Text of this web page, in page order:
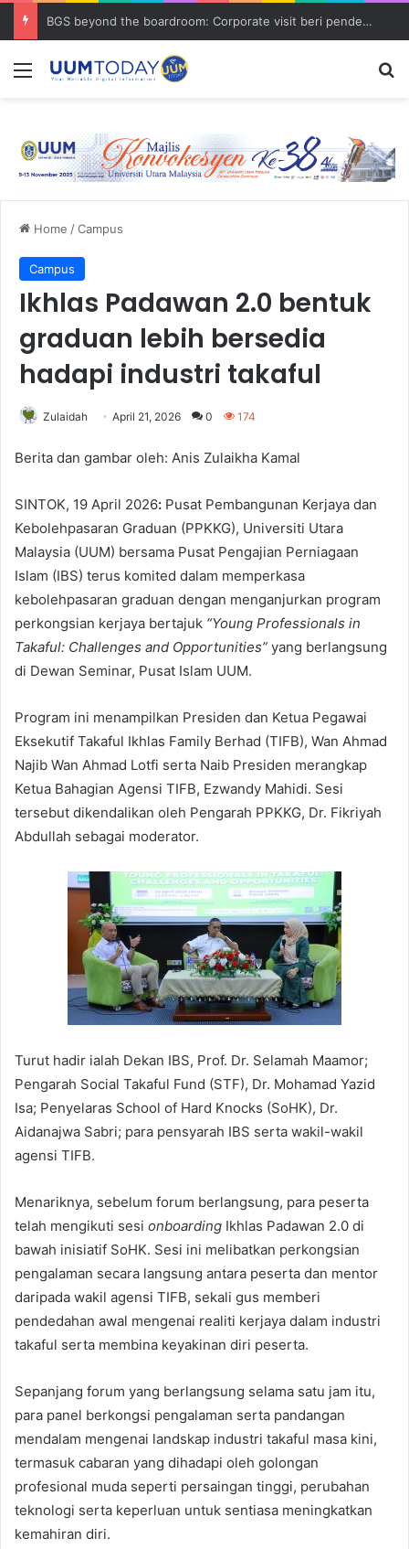
BGS beyond the boardroom: Corporate visit beri pendedahan dunia korporat kepada PELAJAR UUM
Menu
Home /Campus
Campus
Ikhlas Padawan 2.0 bentuk
graduan lebih bersedia
hadapi industri takaful
Zulaidah April 21, 2026 0 174
Berita dan gambar oleh: Anis Zulaikha Kamal
SINTOK, 19 April 2026: Pusat Pembangunan Kerjaya dan
Kebolehpasaran Graduan (PPKKG), Universiti Utara
Malaysia (UUM) bersama Pusat Pengajian Perniagaan
Islam (IBS) terus komited dalam memperkasa
kebolehpasaran graduan dengan menganjurkan program
perkongsian kerjaya bertajuk “Young Professionals in
Takaful: Challenges and Opportunities” yang berlangsung
di Dewan Seminar, Pusat Islam UUM.
Program ini menampilkan Presiden dan Ketua Pegawai
Eksekutif Takaful Ikhlas Family Berhad (TIFB), Wan Ahmad
Najib Wan Ahmad Lotfi serta Naib Presiden merangkap
Ketua Bahagian Agensi TIFB, Ezwandy Mahidi. Sesi
tersebut dikendalikan oleh Pengarah PPKKG, Dr. Fikriyah
Abdullah sebagai moderator.
Turut hadir ialah Dekan IBS, Prof. Dr. Selamah Maamor;
Pengarah Social Takaful Fund (STF), Dr. Mohamad Yazid
Isa; Penyelaras School of Hard Knocks (SoHK), Dr.
Aidanajwa Sabri; para pensyarah IBS serta wakil-wakil
agensi TIFB.
Menariknya, sebelum forum berlangsung, para peserta
telah mengikuti sesi onboarding Ikhlas Padawan 2.0 di
bawah inisiatif SoHK. Sesi ini melibatkan perkongsian
pengalaman secara langsung antara peserta dan mentor
daripada wakil agensi TIFB, sekali gus memberi
pendedahan awal mengenai realiti kerjaya dalam industri
takaful serta membina keyakinan diri peserta.
Sepanjang forum yang berlangsung selama satu jam itu,
para panel berkongsi pengalaman serta pandangan
mendalam mengenai landskap industri takaful masa kini,
termasuk cabaran yang dihadapi oleh golongan
profesional muda seperti persaingan tinggi, perubahan
teknologi serta keperluan untuk sentiasa meningkatkan
kemahiran diri.